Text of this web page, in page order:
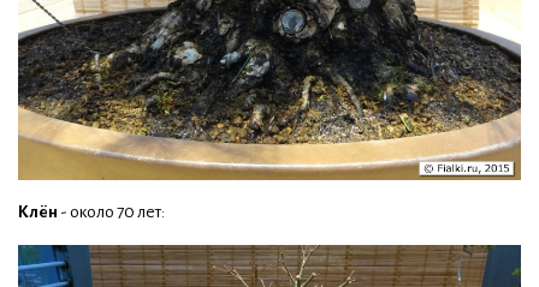
Клён - около 70 лет: